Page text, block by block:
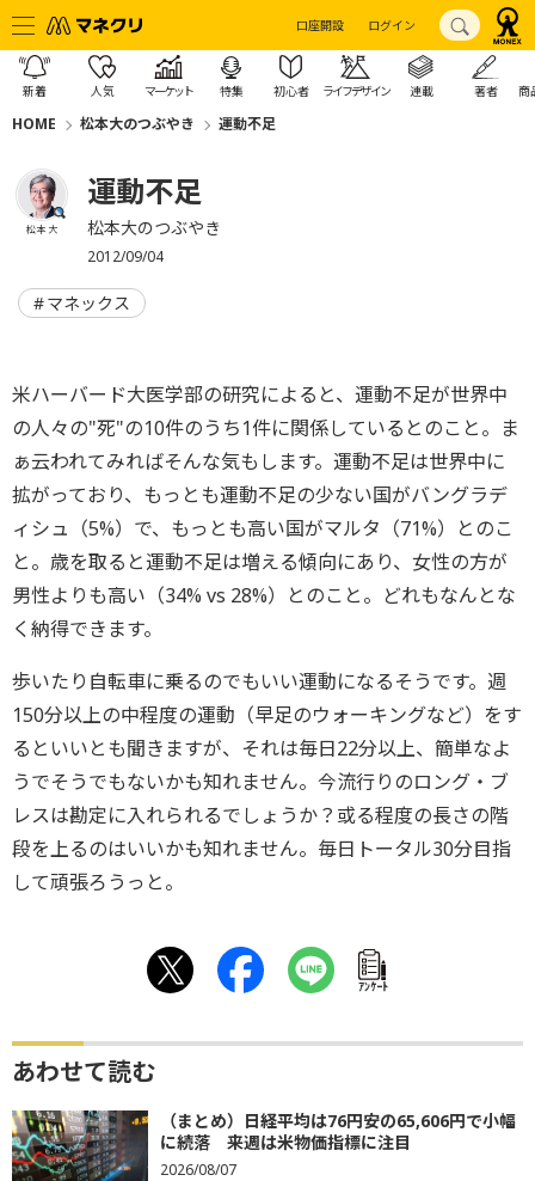
口座開設 ログイン
新着 人気 マーケット 特集 初心者 ライフデザイン 連載 著者 商
HOME 松本大のつぶやき 運動不足
松本 大
運動不足
松本大のつぶやき
2012/09/04
マネックス
米ハーバード大医学部の研究によると、運動不足が世界中
の人々の"死"の10件のうち1件に関係しているとのこと。ま
ぁ云われてみればそんな気もします。運動不足は世界中に
拡がっており、もっとも運動不足の少ない国がバングラデ
ィシュ（5%）で、もっとも高い国がマルタ（71%）とのこ
と。歳を取ると運動不足は増える傾向にあり、女性の方が
男性よりも高い（34% vs 28%）とのこと。どれもなんとな
く納得できます。
歩いたり自転車に乗るのでもいい運動になるそうです。週
150分以上の中程度の運動（早足のウォーキングなど）をす
るといいとも聞きますが、それは毎日22分以上、簡単なよ
うでそうでもないかも知れません。今流行りのロング・ブ
レスは勘定に入れられるでしょうか？或る程度の長さの階
段を上るのはいいかも知れません。毎日トータル30分目指
して頑張ろうっと。
ｱﾝｹｰﾄ
あわせて読む
（まとめ）日経平均は76円安の65,606円で小幅
に続落 来週は米物価指標に注目
2026/08/07